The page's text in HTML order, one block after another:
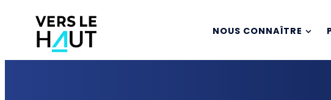
NOUS CONNAÎTRE